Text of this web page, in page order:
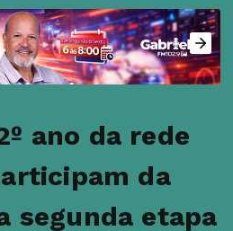
ano da rede
da
segunda etapa